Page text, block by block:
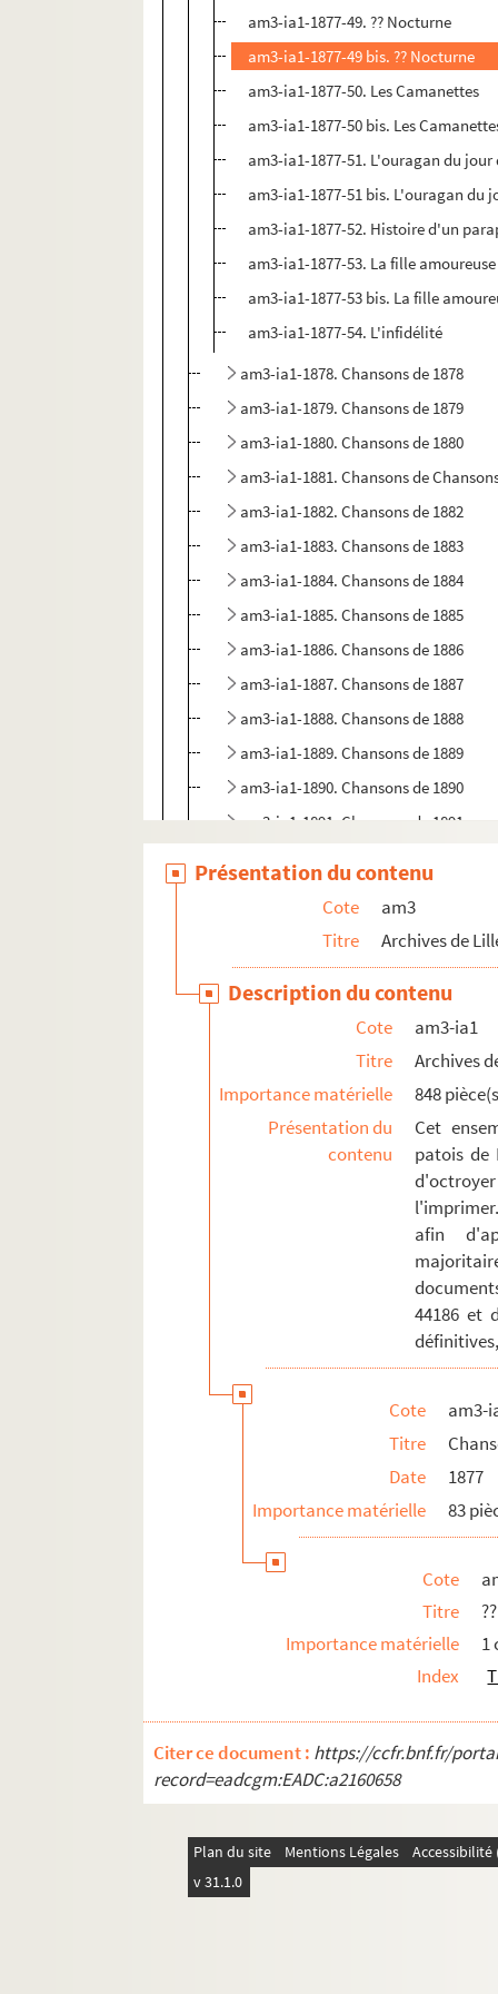
am3-ia1-1877-49. ?? Nocturne
am3-ia1-1877-49 bis. ?? Nocturne
am3-ia1-1877-50. Les Camanettes
am3-ia1-1877-50 bis. Les
am3-ia1-1877-51. L'ouragan du
am3-ia1-1877-51 bis. L'ouragan du
am3-ia1-1877-52. Histoire d'un
am3-ia1-1877-53. La fille amoureuse
am3-ia1-1877-53 bis. La fille
am3-ia1-1877-54. L'infidélité
am3-ia1-1878. Chansons de 1878
am3-ia1-1879. Chansons de 1879
am3-ia1-1880. Chansons de 1880
am3-ia1-1881. Chansons de
am3-ia1-1882. Chansons de 1882
am3-ia1-1883. Chansons de 1883
am3-ia1-1884. Chansons de 1884
am3-ia1-1885. Chansons de 1885
am3-ia1-1886. Chansons de 1886
am3-ia1-1887. Chansons de 1887
am3-ia1-1888. Chansons de 1888
am3-ia1-1889. Chansons de 1889
am3-ia1-1890. Chansons de 1890
am3-ia1-1891. Chansons de 1891
am3-k. Elections
am3-n. Biens communaux non-bâtis
am3-o. Travaux publics
am3-p. Cultes
am3-q. Etablissement hospitaliers et
am3-r. Enseignement, action culturelle,
Présentation du contenu
Cote
am3
Titre
Archives de
Description du contenu
Cote
am3-ia1
Titre
Archives
Importance matérielle
848
Présentation du
contenu
Cet
patois de
afin
44186 et
Cote
am3-
Titre
Date
1877
Importance matérielle
83
Cote
Titre
Importance matérielle
1
Index
Citer ce document : https://ccfr.bnf.fr/
record=eadcgm:EADC:a2160658
Plan du site Mentions Légales
v 31.1.0